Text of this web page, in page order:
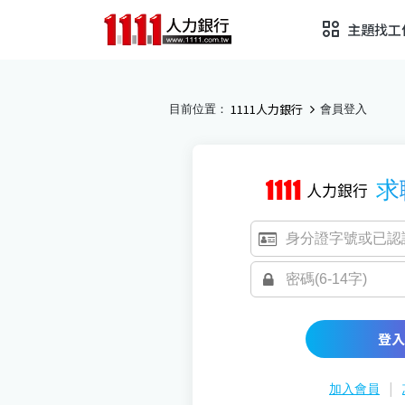
主題找工
目前位置： 1111人力銀行 會員登入
求
登入
加入會員 |